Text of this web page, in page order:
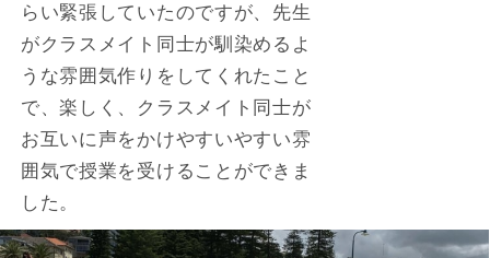
らい緊張していたのですが、先生
がクラスメイト同士が馴染めるよ
うな雰囲気作りをしてくれたこと
で、楽しく、クラスメイト同士が
お互いに声をかけやすいやすい雰
囲気で授業を受けることができま
した。